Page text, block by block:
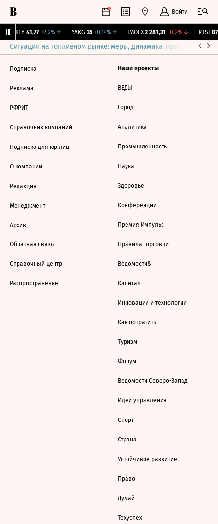
Войти
OKEY 41,77 +2,2%↑ YAKG 35 +0,14%↑ IMOEX 2 281,31 -0,2%↓ RTSI
Ситуация на топливном рынке: меры, динамика, прогнозы
Подписка
Реклама
РФРИТ
Справочник компаний
Подписка для юр.лиц
О компании
Редакция
Менеджмент
Архив
Обратная связь
Справочный центр
Распространение
Наши проекты
ВЕДЫ
Город
Аналитика
Промышленность
Наука
Здоровье
Конференции
Премия Импульс
Правила торговли
Ведомости&
Капитал
Инновации и технологии
Как потратить
Туризм
Форум
Ведомости Северо-Запад
Идеи управления
Спорт
Страна
Устойчивое развитие
Право
Думай
Техуспех